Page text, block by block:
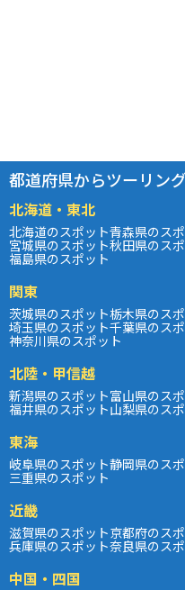
都道府県からツーリン
北海道・東北
北海道のスポット青森県のス
宮城県のスポット秋田県のス
福島県のスポット
関東
茨城県のスポット栃木県のス
埼玉県のスポット千葉県のス
神奈川県のスポット
北陸・甲信越
新潟県のスポット富山県のス
福井県のスポット山梨県のス
東海
岐阜県のスポット静岡県のス
三重県のスポット
近畿
滋賀県のスポット京都府のス
兵庫県のスポット奈良県のス
中国・四国